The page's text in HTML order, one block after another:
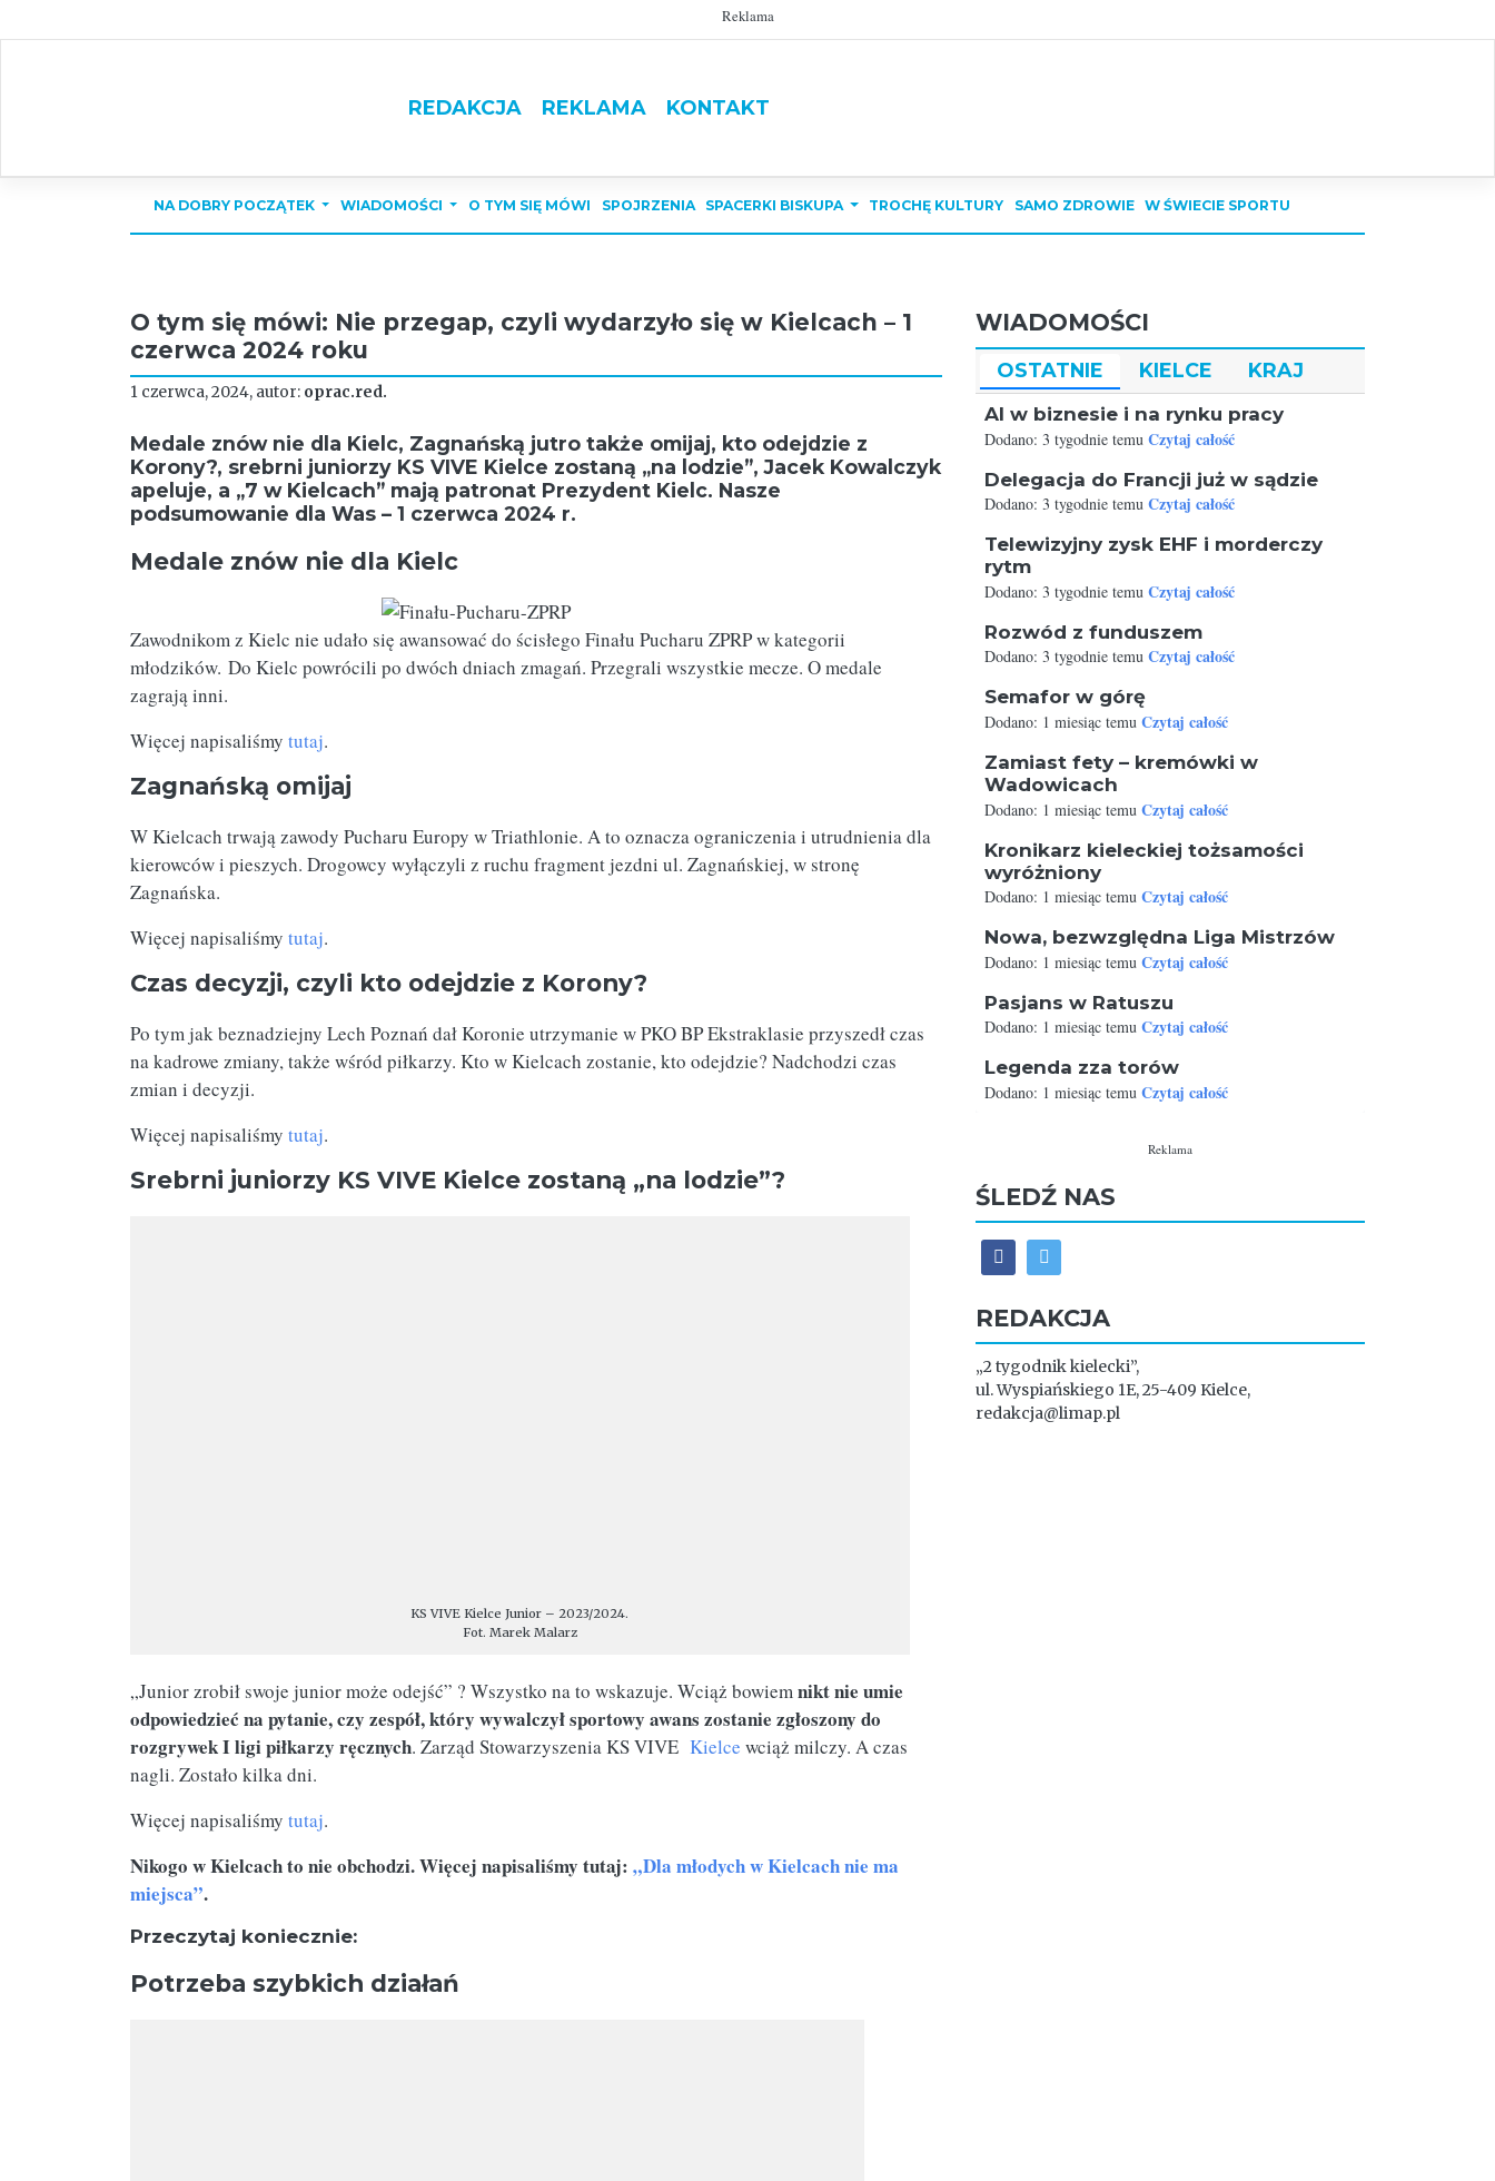
to
Reklama
REDAKCJA REKLAMA KONTAKT
NA DOBRY POCZĄTEK WIADOMOŚCI O TYM SIĘ MÓWI SPOJRZENIA SPACERKI BISKUPA TROCHĘ KULTURY SAMO ZDROWIE W ŚWIECIE SPORTU
O tym się mówi: Nie przegap, czyli wydarzyło się w Kielcach – 1
czerwca 2024 roku
1 czerwca, 2024, autor: oprac.red.
Medale znów nie dla Kielc, Zagnańską jutro także omijaj, kto odejdzie z
Korony?, srebrni juniorzy KS VIVE Kielce zostaną „na lodzie”, Jacek Kowalczyk
apeluje, a „7 w Kielcach” mają patronat Prezydent Kielc. Nasze
podsumowanie dla Was – 1 czerwca 2024 r.
Medale znów nie dla Kielc
Zawodnikom z Kielc nie udało się awansować do ścisłego Finału Pucharu ZPRP w kategorii
młodzików. Do Kielc powrócili po dwóch dniach zmagań. Przegrali wszystkie mecze. O medale
zagrają inni.
Więcej napisaliśmy tutaj.
Zagnańską omijaj
W Kielcach trwają zawody Pucharu Europy w Triathlonie. A to oznacza ograniczenia i utrudnienia dla
kierowców i pieszych. Drogowcy wyłączyli z ruchu fragment jezdni ul. Zagnańskiej, w stronę
Zagnańska.
Więcej napisaliśmy tutaj.
Czas decyzji, czyli kto odejdzie z Korony?
Po tym jak beznadziejny Lech Poznań dał Koronie utrzymanie w PKO BP Ekstraklasie przyszedł czas
na kadrowe zmiany, także wśród piłkarzy. Kto w Kielcach zostanie, kto odejdzie? Nadchodzi czas
zmian i decyzji.
Więcej napisaliśmy tutaj.
Srebrni juniorzy KS VIVE Kielce zostaną „na lodzie”?
KS VIVE Kielce Junior – 2023/2024.
Fot. Marek Malarz
„Junior zrobił swoje junior może odejść” ? Wszystko na to wskazuje. Wciąż bowiemnikt nie umie
odpowiedzieć na pytanie, czy zespół, który wywalczył sportowy awans zostanie zgłoszony do
rozgrywek I ligi piłkarzy ręcznych. Zarząd Stowarzyszenia KS VIVE Kielce wciąż milczy. A czas
nagli. Zostało kilka dni.
Więcej napisaliśmy tutaj.
Nikogo w Kielcach to nie obchodzi. Więcej napisaliśmy tutaj: „Dla młodych w Kielcach nie ma
miejsca”.
Przeczytaj koniecznie:
Potrzeba szybkich działań
WIADOMOŚCI
OSTATNIE KIELCE KRAJ
AI w biznesie i na rynku pracy
Dodano: 3 tygodnie temu Czytaj całość
Delegacja do Francji już w sądzie
Dodano: 3 tygodnie temu Czytaj całość
Telewizyjny zysk EHF i morderczy
rytm
Dodano: 3 tygodnie temu Czytaj całość
Rozwód z funduszem
Dodano: 3 tygodnie temu Czytaj całość
Semafor w górę
Dodano: 1 miesiąc temu Czytaj całość
Zamiast fety – kremówki w
Wadowicach
Dodano: 1 miesiąc temu Czytaj całość
Kronikarz kieleckiej tożsamości
wyróżniony
Dodano: 1 miesiąc temu Czytaj całość
Nowa, bezwzględna Liga Mistrzów
Dodano: 1 miesiąc temu Czytaj całość
Pasjans w Ratuszu
Dodano: 1 miesiąc temu Czytaj całość
Legenda zza torów
Dodano: 1 miesiąc temu Czytaj całość
Reklama
ŚLEDŹ NAS
REDAKCJA
„2 tygodnik kielecki”,
ul. Wyspiańskiego 1E, 25-409 Kielce,
redakcja@limap.pl